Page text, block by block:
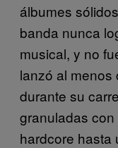
álbumes
banda nunca
musical, y no
lanzó al
durante su
granuladas
hardcore hasta